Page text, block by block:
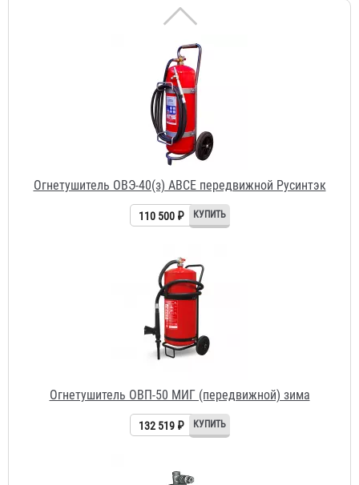
Огнетушитель ОВЭ-40(з) АВCЕ передвижной Русинтэк
110 500 ₽
Огнетушитель ОВП-50 МИГ (передвижной) зима
132 519 ₽